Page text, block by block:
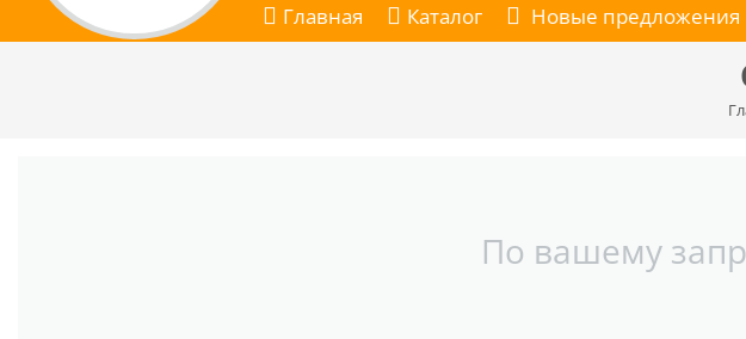
Главная Каталог Новые предложения
По вашему